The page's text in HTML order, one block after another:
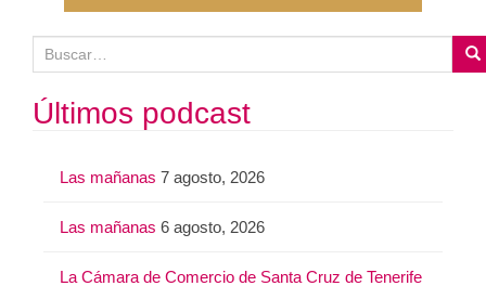
u
s
c
Últimos podcast
Las mañanas 7 agosto, 2026
Las mañanas 6 agosto, 2026
La Cámara de Comercio de Santa Cruz de Tenerife